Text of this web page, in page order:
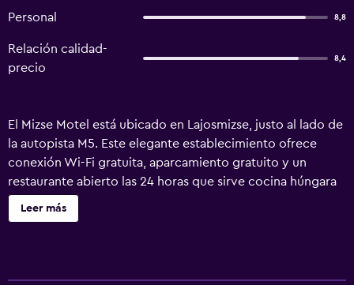
Personal 8,8
Relación calidad-
precio
8,4
El Mizse Motel está ubicado en Lajosmizse, justo al lado de
la autopista M5. Este elegante establecimiento ofrece
conexión Wi-Fi gratuita, aparcamiento gratuito y un
restaurante abierto las 24 horas que sirve cocina húngara
e internacional. Los alojamientos cuentan con aire
acondicionado y mobiliario moderno. Todos los
Leer más